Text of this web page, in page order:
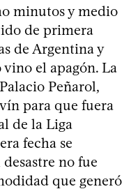
minutos y medio
de primera
de Argentina y
el apagón. La
Peñarol,
para que fuera
de la Liga
fecha se
no fue
que generó